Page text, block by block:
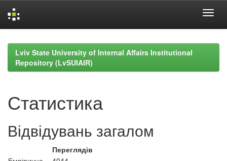
navigationLviv State University of Internal Affairs Institutional
Repository (LvSUIAIR)
Статистика
Відвідувань загалом
Переглядів